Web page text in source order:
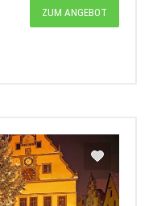
ZUM ANGEBOT